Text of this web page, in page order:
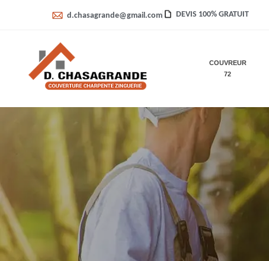
d.chasagrande@gmail.com DEVIS 100% GRATUIT
COUVREUR
72